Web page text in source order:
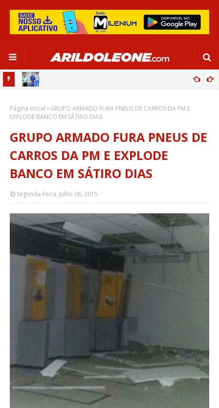
SALVADOR
Página inicial
GRUPO ARMADO FURA PNEUS DE CARROS DA PM E
EXPLODE BANCO EM SÁTIRO DIAS
GRUPO ARMADO FURA PNEUS DE
CARROS DA PM E EXPLODE
BANCO EM SÁTIRO DIAS
Segunda-Feira, Julho 06, 2015